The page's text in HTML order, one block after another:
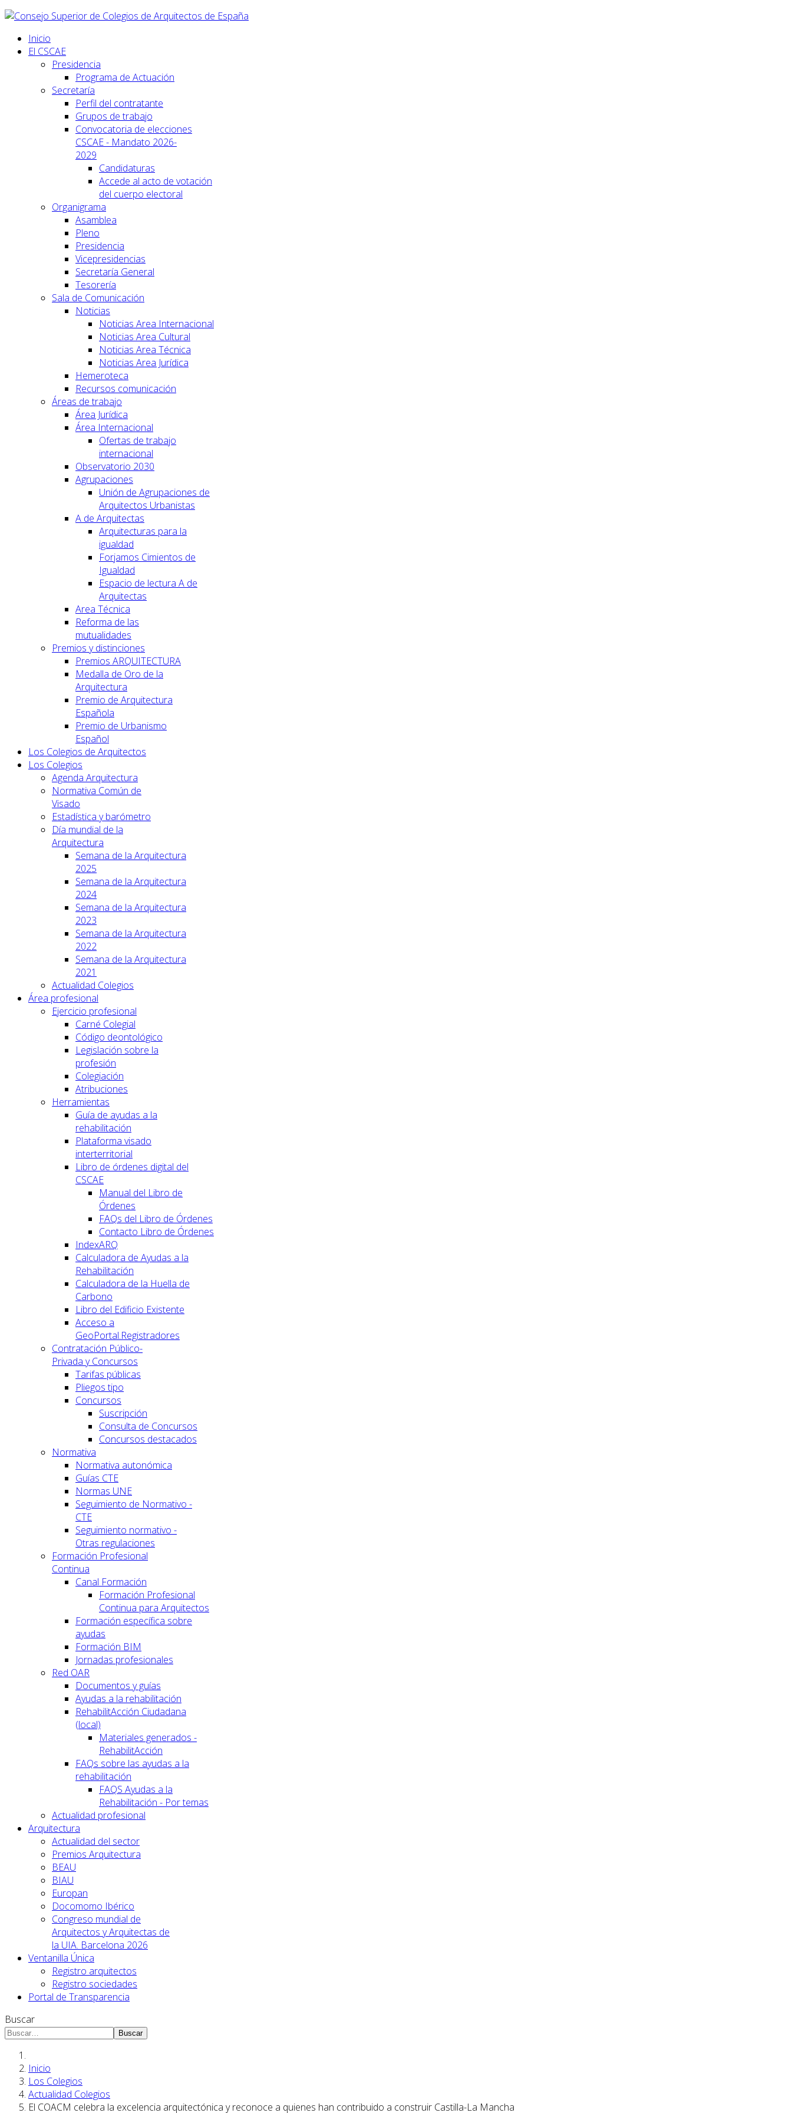
Inicio
El CSCAE
Presidencia
Programa de Actuación
Secretaría
Perfil del contratante
Grupos de trabajo
Convocatoria de elecciones
CSCAE - Mandato 2026-
2029
Candidaturas
Accede al acto de votación
del cuerpo electoral
Organigrama
Asamblea
Pleno
Presidencia
Vicepresidencias
Secretaría General
Tesorería
Sala de Comunicación
Noticias
Noticias Area Internacional
Noticias Area Cultural
Noticias Area Técnica
Noticias Area Jurídica
Hemeroteca
Recursos comunicación
Áreas de trabajo
Área Jurídica
Área Internacional
Ofertas de trabajo
internacional
Observatorio 2030
Agrupaciones
Unión de Agrupaciones de
Arquitectos Urbanistas
A de Arquitectas
Arquitecturas para la
igualdad
Forjamos Cimientos de
Igualdad
Espacio de lectura A de
Arquitectas
Area Técnica
Reforma de las
mutualidades
Premios y distinciones
Premios ARQUITECTURA
Medalla de Oro de la
Arquitectura
Premio de Arquitectura
Española
Premio de Urbanismo
Español
Los Colegios de Arquitectos
Los Colegios
Agenda Arquitectura
Normativa Común de
Visado
Estadística y barómetro
Día mundial de la
Arquitectura
Semana de la Arquitectura
2025
Semana de la Arquitectura
2024
Semana de la Arquitectura
2023
Semana de la Arquitectura
2022
Semana de la Arquitectura
2021
Actualidad Colegios
Área profesional
Ejercicio profesional
Carné Colegial
Código deontológico
Legislación sobre la
profesión
Colegiación
Atribuciones
Herramientas
Guía de ayudas a la
rehabilitación
Plataforma visado
interterritorial
Libro de órdenes digital del
CSCAE
Manual del Libro de
Órdenes
FAQs del Libro de Órdenes
Contacto Libro de Órdenes
IndexARQ
Calculadora de Ayudas a la
Rehabilitación
Calculadora de la Huella de
Carbono
Libro del Edificio Existente
Acceso a
GeoPortal.Registradores
Contratación Público-
Privada y Concursos
Tarifas públicas
Pliegos tipo
Concursos
Suscripción
Consulta de Concursos
Concursos destacados
Normativa
Normativa autonómica
Guías CTE
Normas UNE
Seguimiento de Normativo -
CTE
Seguimiento normativo -
Otras regulaciones
Formación Profesional
Continua
Canal Formación
Formación Profesional
Continua para Arquitectos
Formación específica sobre
ayudas
Formación BIM
Jornadas profesionales
Red OAR
Documentos y guías
Ayudas a la rehabilitación
RehabilitAcción Ciudadana
(local)
Materiales generados -
RehabilitAcción
FAQs sobre las ayudas a la
rehabilitación
FAQS Ayudas a la
Rehabilitación - Por temas
Actualidad profesional
Arquitectura
Actualidad del sector
Premios Arquitectura
BEAU
BIAU
Europan
Docomomo Ibérico
Congreso mundial de
Arquitectos y Arquitectas de
la UIA. Barcelona 2026
Ventanilla Única
Registro arquitectos
Registro sociedades
Portal de Transparencia
Buscar
Buscar
Inicio
Los Colegios
Actualidad Colegios
El COACM celebra la excelencia arquitectónica y reconoce a quienes han contribuido a construir Castilla-La Mancha